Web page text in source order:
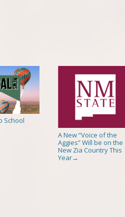
School
A New “Voice of the
Aggies” Will be on the
New Zia Country This
Year→